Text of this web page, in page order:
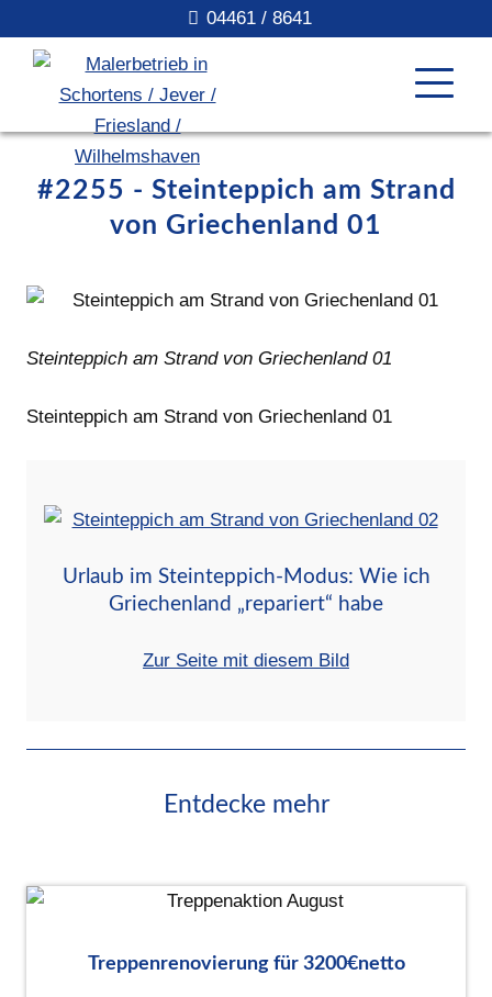
04461 / 8641
#2255 - Steinteppich am Strand
von Griechenland 01
Steinteppich am Strand von Griechenland 01
Steinteppich am Strand von Griechenland 01
Urlaub im Steinteppich-Modus: Wie ich
Griechenland „repariert“ habe
Zur Seite mit diesem Bild
Entdecke mehr
Treppenrenovierung für 3200€netto